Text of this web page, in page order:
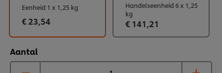
Aantal
Eenheid 1 x 1,25 kg
€ 23,54
Handelseenheid 6 x 1,25
kg
€ 141,21